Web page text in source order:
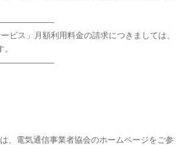
ビス」月額利用料金の請求につきましては、
電気通信事業者協会のホームページをご参